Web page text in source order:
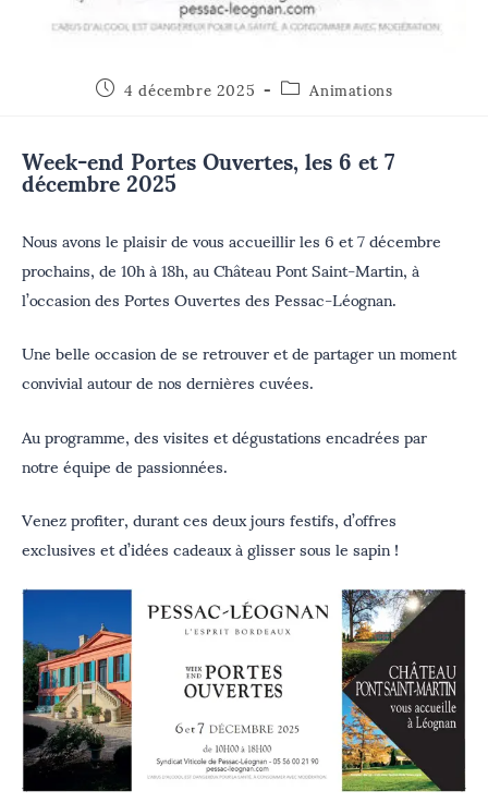
4 décembre 2025 Animations
Week-end Portes Ouvertes, les 6 et 7
décembre 2025
Nous avons le plaisir de vous accueillir les 6 et 7 décembre
prochains, de 10h à 18h, au Château Pont Saint-Martin, à
l’occasion des Portes Ouvertes des Pessac-Léognan.
Une belle occasion de se retrouver et de partager un moment
convivial autour de nos dernières cuvées.
Au programme, des visites et dégustations encadrées par
notre équipe de passionnées.
Venez profiter, durant ces deux jours festifs, d’offres
exclusives et d’idées cadeaux à glisser sous le sapin !